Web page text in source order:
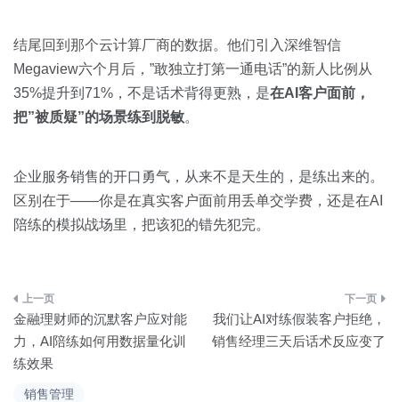
销售管理
结尾回到那个云计算厂商的数据。他们引入深维智信
Megaview六个月后，”敢独立打第一通电话”的新人比例从
35%提升到71%，不是话术背得更熟，是在AI客户面前，
把”被质疑”的场景练到脱敏。
企业服务销售的开口勇气，从来不是天生的，是练出来的。
区别在于——你是在真实客户面前用丢单交学费，还是在AI
陪练的模拟战场里，把该犯的错先犯完。
文
章
导
金融理财师的沉默客户应对能
力，AI陪练如何用数据量化训
练效果
我们让AI对练假装客户拒绝，
销售经理三天后话术反应变了